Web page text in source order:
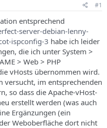
#1
entsprechend
server-debian-lenny-
ispconfig-3 habe ich leider
die ich unter System >
> Web > PHP
vHosts übernommen wird.
versucht, im entsprechenden
so dass die Apache-vHost-
erstellt werden (was auch
Ergänzungen (ein
Weboberfläche dort nicht